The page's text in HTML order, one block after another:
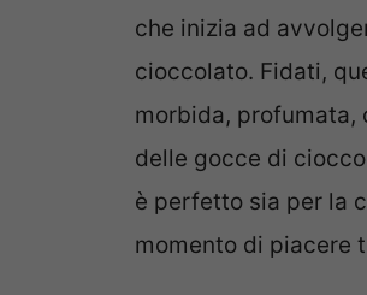
che inizia ad
cioccolato. Fidati,
morbida, profumata,
delle gocce di
è perfetto sia per la
momento di piacere